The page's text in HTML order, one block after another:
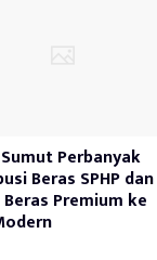
Perbanyak
Beras SPHP dan
Premium ke